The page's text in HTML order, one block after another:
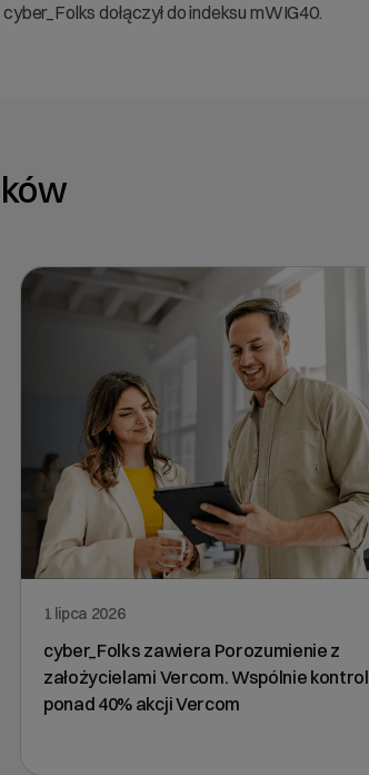
dołączył do indeksu mWIG40.
1 lipca 2026
cyber_Folks zawiera Porozumienie z
założycielami Vercom. Wspólnie
ponad 40% akcji Vercom